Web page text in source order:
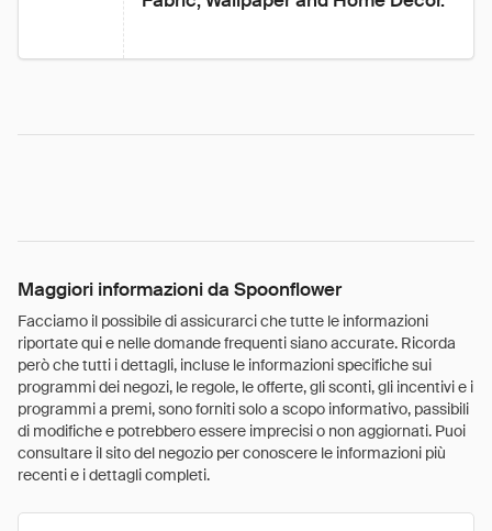
Maggiori informazioni da Spoonflower
Facciamo il possibile di assicurarci che tutte le informazioni
riportate qui e nelle domande frequenti siano accurate. Ricorda
però che tutti i dettagli, incluse le informazioni specifiche sui
programmi dei negozi, le regole, le offerte, gli sconti, gli incentivi e i
programmi a premi, sono forniti solo a scopo informativo, passibili
di modifiche e potrebbero essere imprecisi o non aggiornati. Puoi
consultare il sito del negozio per conoscere le informazioni più
recenti e i dettagli completi.